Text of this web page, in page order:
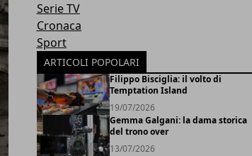
Serie TV
Cronaca
Sport
ARTICOLI POPOLARI
Filippo Bisciglia: il volto di
Temptation Island
19/07/2026
Gemma Galgani: la dama storica
del trono over
13/07/2026